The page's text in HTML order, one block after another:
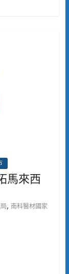
馬來西
, 南科醫材國家